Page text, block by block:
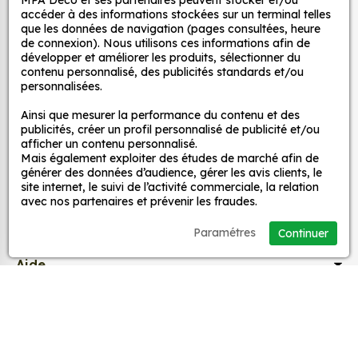
et ce, à moindre coût et sans effort.
Quels sont les avantages de nos stickers
décoration ?
Une grande variété de motifs et de couleurs :
nos Autocollant Viking Skull épée sont
disponibles dans une large gamme de motifs et
de couleurs, ce qui vous permet de trouver le
sticker parfait pour votre décoration.
Une installation facile : nos stickers sont faciles
à installer, même pour les débutants. Il suffit de
les décoller de leur support et de les coller sur
la surface souhaitée. Vous pouvez vous aider
d’une raclette si besoin.
décoratifs
MPA Déco
Nos services
Nos sites
Aide
accéder à des informations stockées sur un terminal telles
que les données de navigation (pages consultées, heure
de connexion). Nous utilisons ces informations afin de
développer et améliorer les produits, sélectionner du
contenu personnalisé, des publicités standards et/ou
personnalisées.
Ainsi que mesurer la performance du contenu et des
publicités, créer un profil personnalisé de publicité et/ou
afficher un contenu personnalisé.
Mais également exploiter des études de marché afin de
générer des données d’audience, gérer les avis clients, le
site internet, le suivi de l’activité commerciale, la relation
avec nos partenaires et prévenir les fraudes.
Continuer
Paramétres